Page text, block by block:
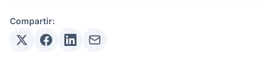
Compartir: